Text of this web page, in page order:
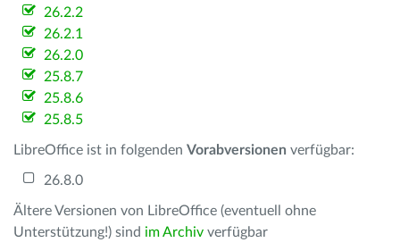
26.2.2
26.2.1
26.2.0
25.8.7
25.8.6
25.8.5
LibreOffice ist in folgenden Vorabversionen verfügbar:
26.8.0
Ältere Versionen von LibreOffice (eventuell ohne
Unterstützung!) sind im Archiv verfügbar